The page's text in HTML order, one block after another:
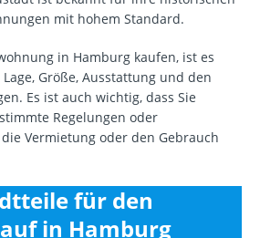
mit hohem Standard.
in Hamburg kaufen, ist es
Größe, Ausstattung und den
Es ist auch wichtig, dass Sie
Regelungen oder
Vermietung oder den Gebrauch
für den
in Hamburg